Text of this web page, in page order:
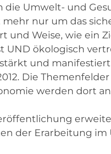
die Umwelt- und
nur um das
und Weise, wie ein
UND ökologisch
und
Die
werden dort
der Erarbeitung im